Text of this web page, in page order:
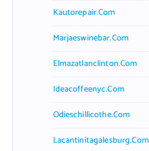
Kautorepair.com
Marjaeswinebar.com
Elmazatlanclinton.com
Ideacoffeenyc.com
Odieschillicothe.com
Lacantinitagalesburg.com